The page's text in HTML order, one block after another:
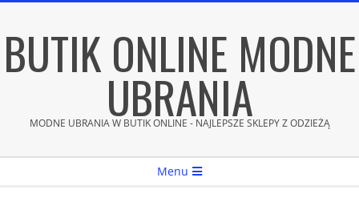
content
BUTIK ONLINE MODNE
UBRANIA
MODNE UBRANIA W BUTIK ONLINE - NAJLEPSZE SKLEPY Z ODZIEŻĄ
Menu